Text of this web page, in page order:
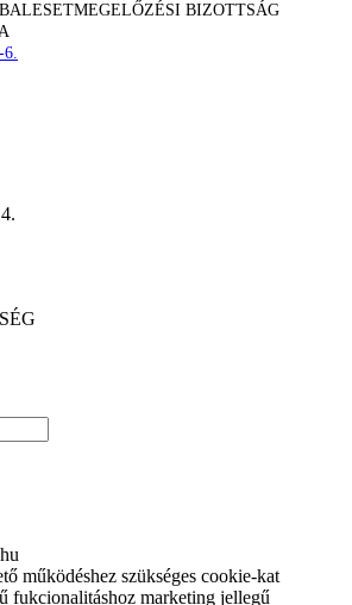
BIZOTTSÁG
6.
működéshez szükséges cookie-kat
fukcionalitáshoz marketing jellegű